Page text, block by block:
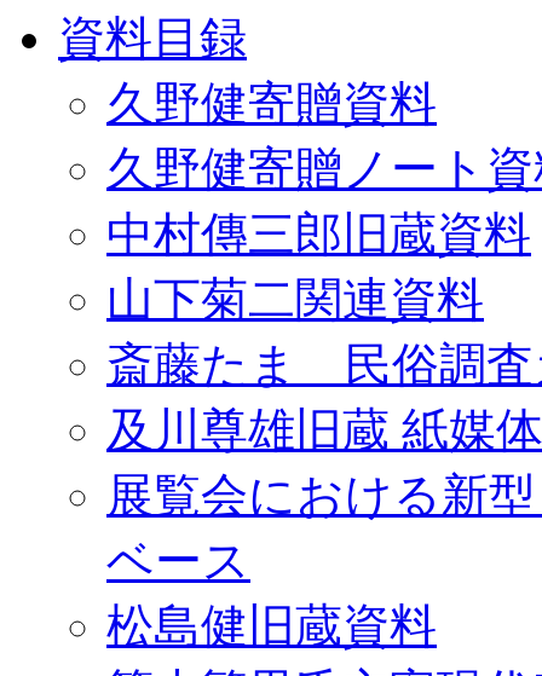
資料目録
久野健寄贈資料
久野健寄贈ノート
中村傳三郎旧蔵資料
山下菊二関連資料
斎藤たま 民俗調査
及川尊雄旧蔵 紙媒
展覧会における新
ベース
松島健旧蔵資料